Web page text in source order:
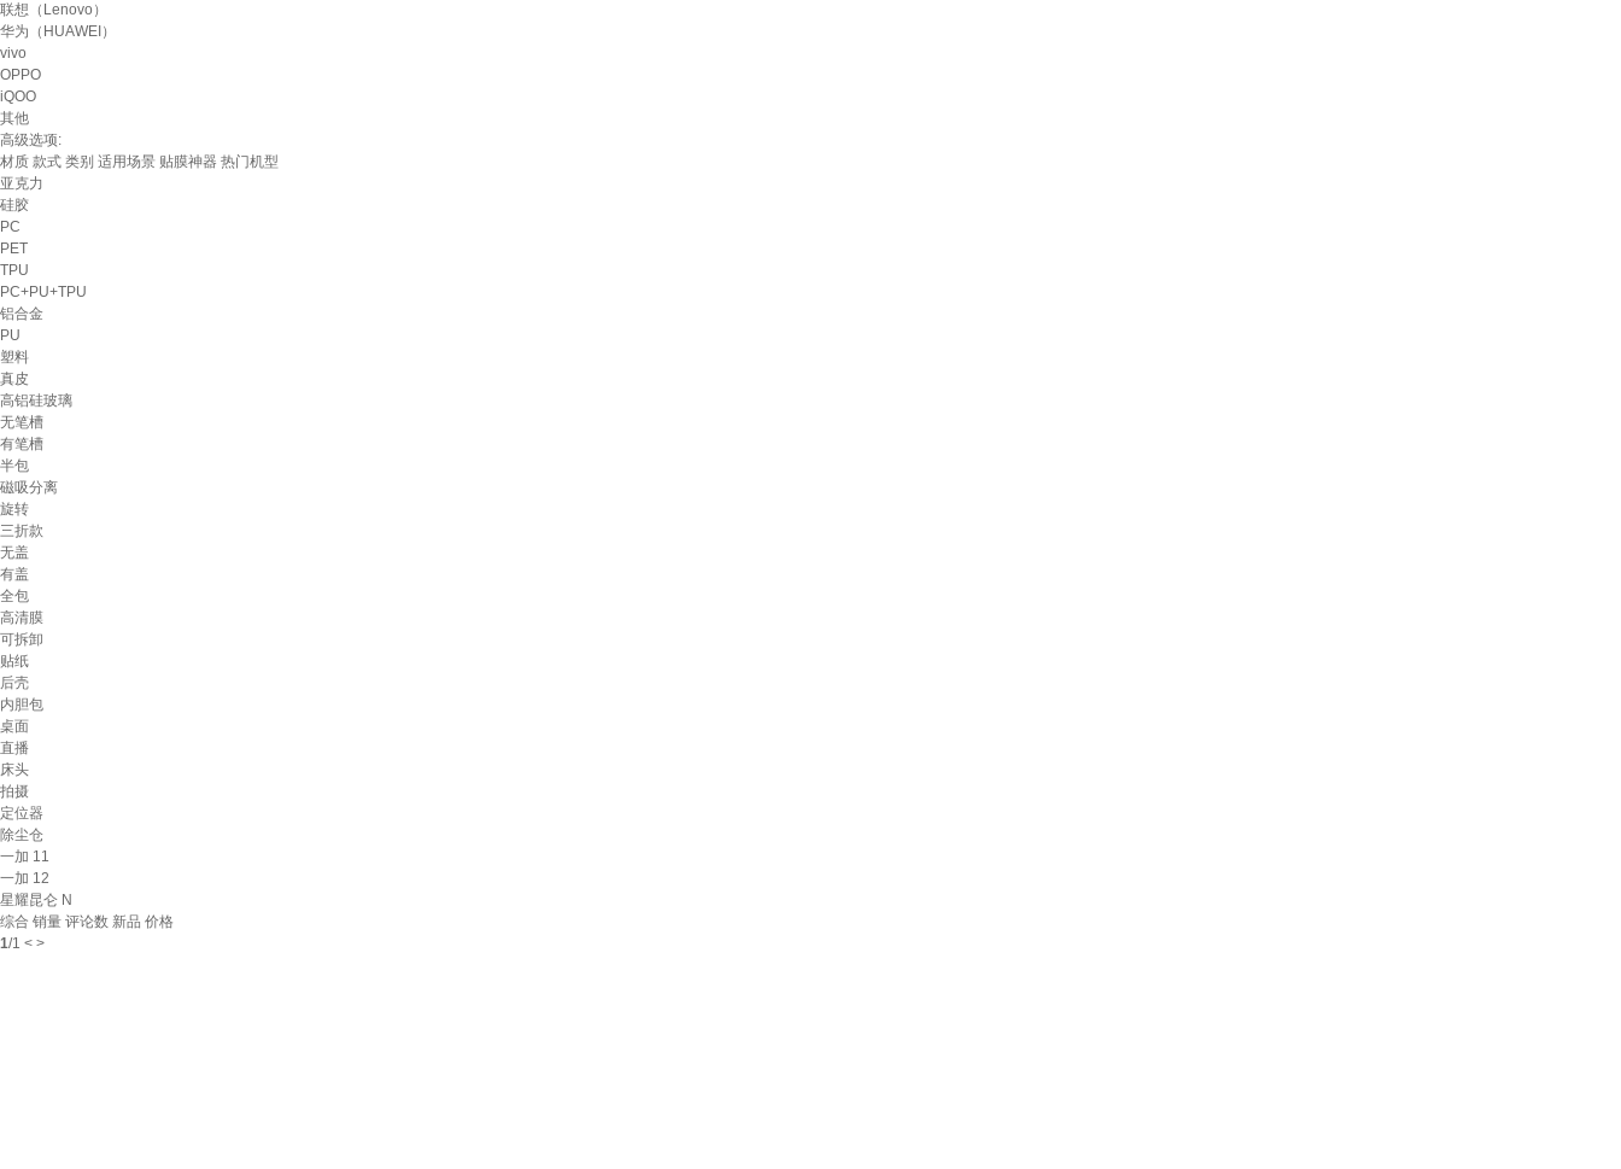
联想（Lenovo）
华为（HUAWEI）
vivo
OPPO
iQOO
其他
高级选项:
材质 款式 类别 适用场景 贴膜神器 热门机型
亚克力
硅胶
PC
PET
TPU
PC+PU+TPU
铝合金
PU
塑料
真皮
高铝硅玻璃
无笔槽
有笔槽
半包
磁吸分离
旋转
三折款
无盖
有盖
全包
高清膜
可拆卸
贴纸
后壳
内胆包
桌面
直播
床头
拍摄
定位器
除尘仓
一加 11
一加 12
星耀昆仑 N
综合 销量 评论数 新品 价格
1/1 < >